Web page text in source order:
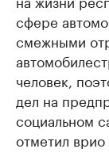
сфере
смежными
человек,
дел на
социальном
отметил врио